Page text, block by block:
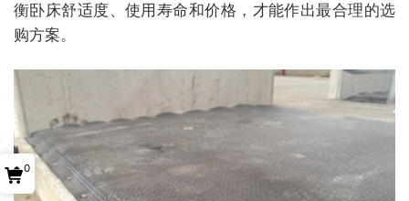
0
衡卧床舒适度、使用寿命和价格，才能作出最合理的选
购方案。